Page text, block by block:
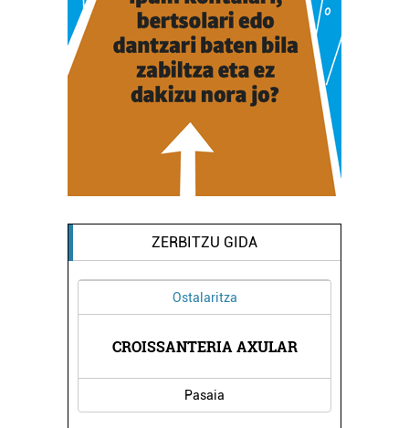
ZERBITZU GIDA
Ostalaritza
CROISSANTERIA AXULAR
Pasaia